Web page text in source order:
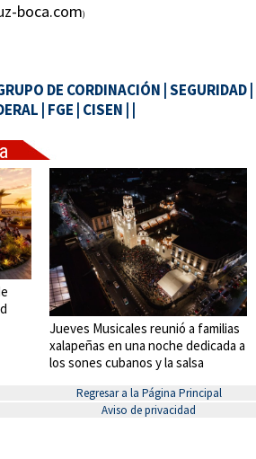
boca.com)
DE CORDINACIÓN SEGURIDAD
FGE CISEN
Jueves Musicales reunió a familias
xalapeñas en una noche dedicada a
los sones cubanos y la salsa
Regresar a la Página Principal
Aviso de privacidad